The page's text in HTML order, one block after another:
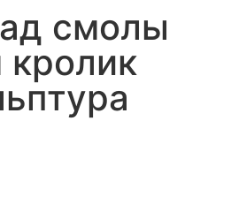
смолы